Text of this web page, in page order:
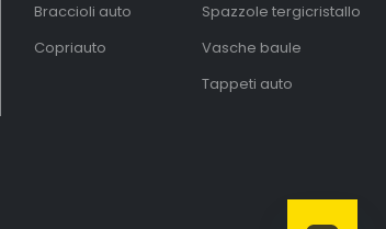
Braccioli auto
Copriauto
Spazzole tergicristallo
Vasche baule
Tappeti auto